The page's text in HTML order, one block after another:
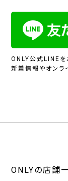
ONLY公式LINEを
新着情報やオンラ
ONLYの店舗